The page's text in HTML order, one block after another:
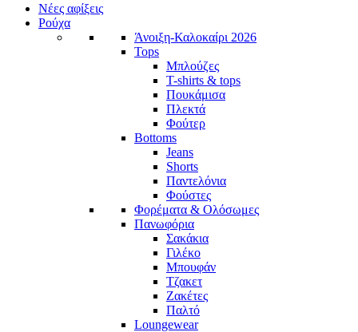
Νέες αφίξεις
Ρούχα
Άνοιξη-Καλοκαίρι 2026
Tops
Μπλούζες
T-shirts & tops
Πουκάμισα
Πλεκτά
Φούτερ
Bottoms
Jeans
Shorts
Παντελόνια
Φούστες
Φορέματα & Ολόσωμες
Πανωφόρια
Σακάκια
Γιλέκο
Μπουφάν
Τζακετ
Ζακέτες
Παλτό
Loungewear